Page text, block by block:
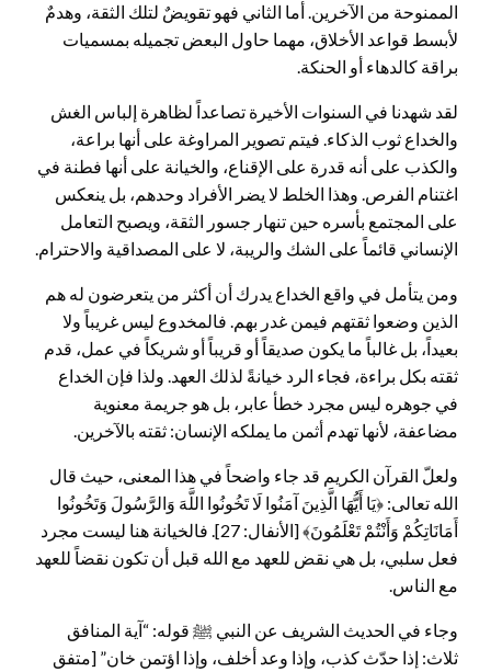
الممنوحة من الآخرين. أما الثاني فهو تقويضٌ لتلك الثقة، وهدمٌ
لأبسط قواعد الأخلاق، مهما حاول البعض تجميله بمسميات
براقة كالدهاء أو الحنكة.
لقد شهدنا في السنوات الأخيرة تصاعداً لظاهرة إلباس الغش
والخداع ثوب الذكاء. فيتم تصوير المراوغة على أنها براعة،
والكذب على أنه قدرة على الإقناع، والخيانة على أنها فطنة في
اغتنام الفرص. وهذا الخلط لا يضر الأفراد وحدهم، بل ينعكس
على المجتمع بأسره حين تنهار جسور الثقة، ويصبح التعامل
الإنساني قائماً على الشك والريبة، لا على المصداقية والاحترام.
ومن يتأمل في واقع الخداع يدرك أن أكثر من يتعرضون له هم
الذين وضعوا ثقتهم فيمن غدر بهم. فالمخدوع ليس غريباً ولا
بعيداً، بل غالباً ما يكون صديقاً أو قريباً أو شريكاً في عمل، قدم
ثقته بكل براءة، فجاء الرد خيانةً لذلك العهد. ولذا فإن الخداع
في جوهره ليس مجرد خطأ عابر، بل هو جريمة معنوية
مضاعفة، لأنها تهدم أثمن ما يملكه الإنسان: ثقته بالآخرين.
ولعلّ القرآن الكريم قد جاء واضحاً في هذا المعنى، حيث قال
الله تعالى: ﴿يَا أَيُّهَا الَّذِينَ آمَنُوا لَا تَخُونُوا اللَّهَ وَالرَّسُولَ وَتَخُونُوا
أَمَانَاتِكُمْ وَأَنْتُمْ تَعْلَمُونَ﴾ [الأنفال: 27]. فالخيانة هنا ليست مجرد
فعل سلبي، بل هي نقض للعهد مع الله قبل أن تكون نقضاً للعهد
مع الناس.
وجاء في الحديث الشريف عن النبي ﷺ قوله: “آية المنافق
ثلاث: إذا حدّث كذب، وإذا وعد أخلف، وإذا اؤتمن خان” [متفق